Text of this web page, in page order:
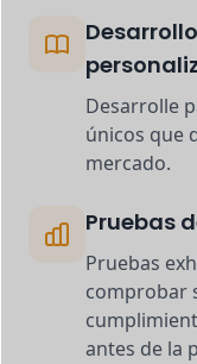
Desarrolle
únicos que
mercado.
Pruebas
Pruebas
comprobar
antes de la